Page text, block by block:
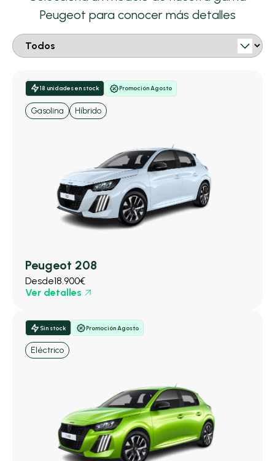
Peugeot para conocer más detalles
18 unidades en stock Promoción Agosto
Gasolina Híbrido
Peugeot 208
Desde18.900€
Ver detalles
Sin stock Promoción Agosto
Eléctrico